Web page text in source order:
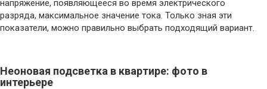
напряжение, появляющееся во время электрического
разряда, максимальное значение тока. Только зная эти
показатели, можно правильно выбрать подходящий вариант.
Неоновая подсветка в квартире: фото в
интерьере